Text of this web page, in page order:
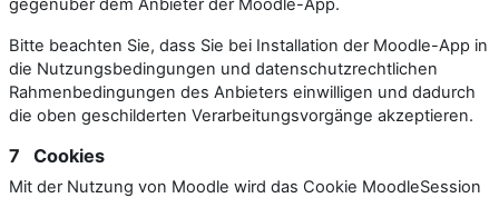
gegenüber dem Anbieter der Moodle-App.
Bitte beachten Sie, dass Sie bei Installation der Moodle-App in
die Nutzungsbedingungen und datenschutzrechtlichen
Rahmenbedingungen des Anbieters einwilligen und dadurch
die oben geschilderten Verarbeitungsvorgänge akzeptieren.
7 Cookies
Mit der Nutzung von Moodle wird das Cookie MoodleSession